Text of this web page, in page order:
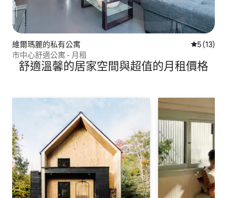
維爾瑪麗的私有公寓 從 13 則
5 (13)
市中心舒適公寓 - 月租
舒適溫馨的居家空間與超值的月租價格